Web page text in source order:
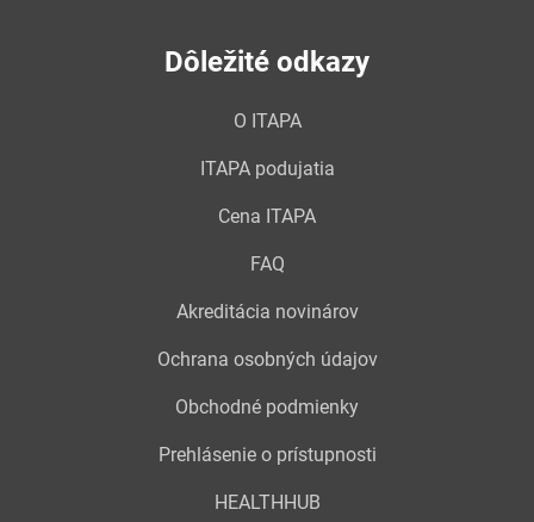
Dôležité odkazy
O ITAPA
ITAPA podujatia
Cena ITAPA
FAQ
Akreditácia novinárov
Ochrana osobných údajov
Obchodné podmienky
Prehlásenie o prístupnosti
HEALTHHUB